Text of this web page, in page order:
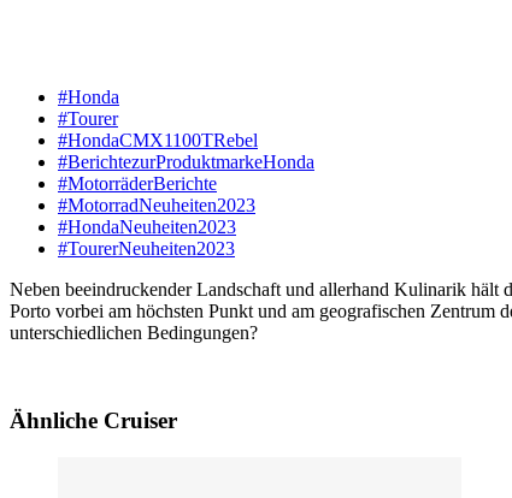
#Honda
#Tourer
#HondaCMX1100TRebel
#BerichtezurProduktmarkeHonda
#MotorräderBerichte
#MotorradNeuheiten2023
#HondaNeuheiten2023
#TourerNeuheiten2023
Neben beeindruckender Landschaft und allerhand Kulinarik hält
Porto vorbei am höchsten Punkt und am geografischen Zentrum
unterschiedlichen Bedingungen?
Ähnliche Cruiser